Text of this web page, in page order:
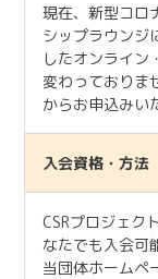
現在、新型コロ
シップラウンジ
したオンライン
変わっておりま
からお申込みい
入会資格・方法
CSRプロジェク
なたでも入会可
当団体ホームペ